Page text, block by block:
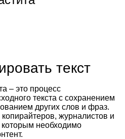
текст
– это процесс
текста с сохранением
других слов и фраз.
журналистов и
необходимо